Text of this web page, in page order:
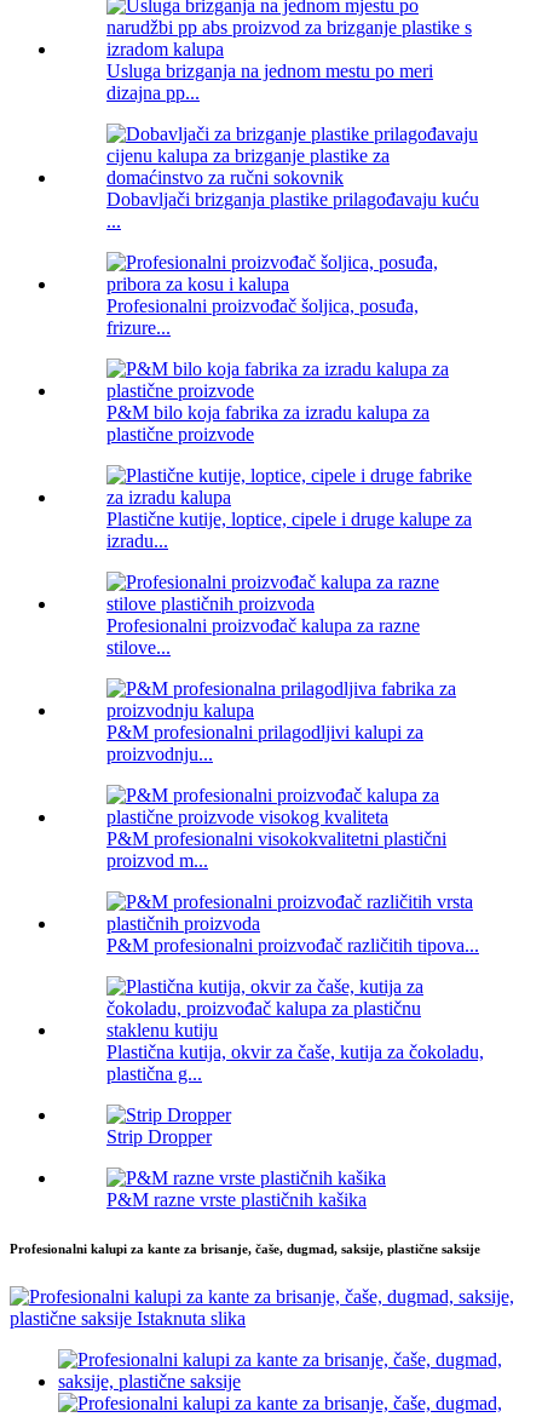
Usluga brizganja na jednom mestu po meri
dizajna pp...
Dobavljači brizganja plastike prilagođavaju kuću
...
Profesionalni proizvođač šoljica, posuđa,
frizure...
P&M bilo koja fabrika za izradu kalupa za
plastične proizvode
Plastične kutije, loptice, cipele i druge kalupe za
izradu...
Profesionalni proizvođač kalupa za razne
stilove...
P&M profesionalni prilagodljivi kalupi za
proizvodnju...
P&M profesionalni visokokvalitetni plastični
proizvod m...
P&M profesionalni proizvođač različitih tipova...
Plastična kutija, okvir za čaše, kutija za čokoladu,
plastična g...
Strip Dropper
P&M razne vrste plastičnih kašika
Profesionalni kalupi za kante za brisanje, čaše, dugmad, saksije, plastične saksije